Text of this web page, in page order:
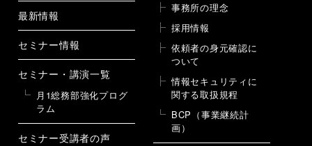
最新情報
セミナー情報
セミナー・講演一覧
月1総務部強化プログ
ラム
セミナー受講者の声
事務所の理念
採用情報
依頼者の身元確認に
ついて
情報セキュリティに
関する取扱規程
BCP（事業継続計
画）